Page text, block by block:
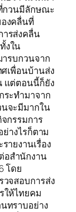
กวนมีลักษณะ
งคลื่นที่
รส่งคลื่น
งใน
ารบกวนจาก
ศเพื่อนบ้านส่ง
แต่ตอนนี้ก็ยัง
ระทำมาจาก
จะมีมากใน
กรรมการ
างไรก็ตาม
ายงานเรื่อง
สำนักงาน
โดย
จสอบการส่ง
ให้ไทยคม
ทราบอย่าง